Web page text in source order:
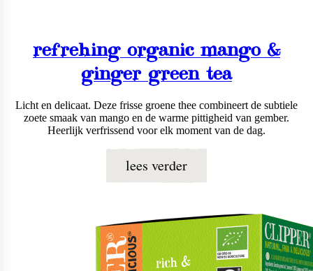
refrehing organic mango &
ginger green tea
Licht en delicaat. Deze frisse groene thee combineert de subtiele
zoete smaak van mango en de warme pittigheid van gember.
Heerlijk verfrissend voor elk moment van de dag.
lees verder